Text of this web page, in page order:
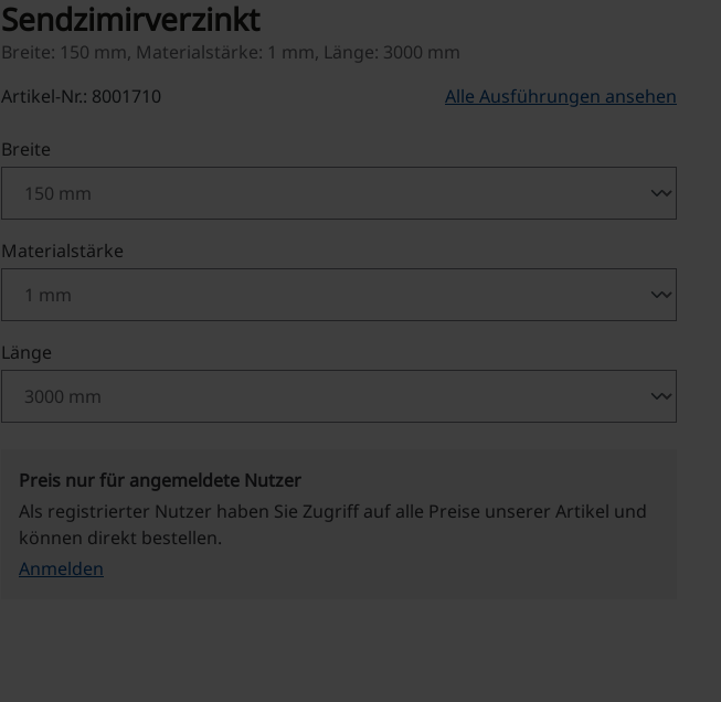
Sendzimirverzinkt
Breite: 150 mm, Materialstärke: 1 mm, Länge: 3000 mm
Artikel-Nr.: 8001710
Alle Ausführungen ansehen
Breite
Materialstärke
Länge
Preis nur für angemeldete Nutzer
Als registrierter Nutzer haben Sie Zugriff auf alle Preise unserer Artikel und
können direkt bestellen.
Anmelden